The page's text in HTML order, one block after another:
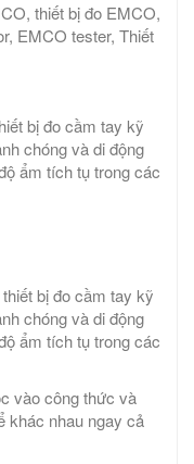
thiết bị đo EMCO,
EMCO tester, Thiết
bị đo cầm tay kỹ
chóng và di động
ẩm tích tụ trong các
bị đo cầm tay kỹ
chóng và di động
ẩm tích tụ trong các
vào công thức và
khác nhau ngay cả